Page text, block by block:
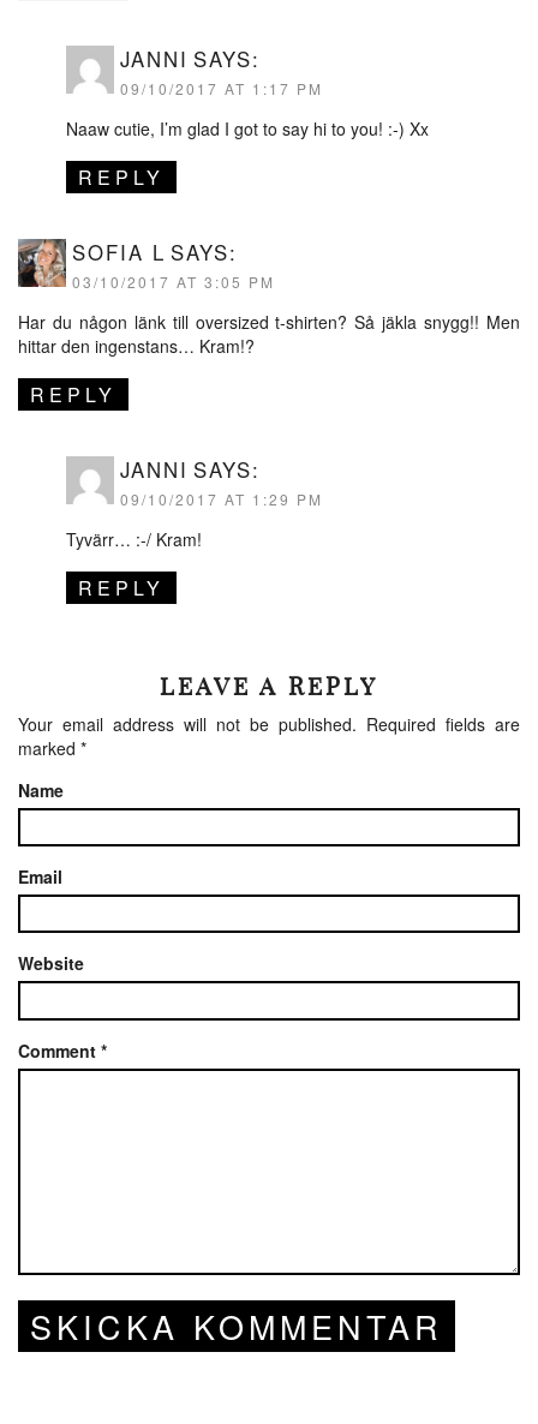
JANNI SAYS:
09/10/2017 AT 1:17 PM
Naaw cutie, I’m glad I got to say hi to you! :-) Xx
REPLY
SOFIA L SAYS:
03/10/2017 AT 3:05 PM
Har du någon länk till oversized t-shirten? Så jäkla snygg!! Men
hittar den ingenstans… Kram!?
REPLY
JANNI SAYS:
09/10/2017 AT 1:29 PM
Tyvärr… :-/ Kram!
REPLY
LEAVE A REPLY
Your email address will not be published. Required fields are
marked *
Name
Email
Website
Comment *
SKICKA KOMMENTAR